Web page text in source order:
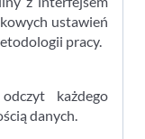
ustawień
pracy.
każdego
danych.